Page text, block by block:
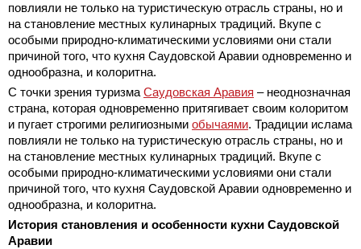
повлияли не только на туристическую отрасль страны, но и
на становление местных кулинарных традиций. Вкупе с
особыми природно-климатическими условиями они стали
причиной того, что кухня Саудовской Аравии одновременно и
однообразна, и колоритна.
С точки зрения туризма Саудовская Аравия – неоднозначная
страна, которая одновременно притягивает своим колоритом
и пугает строгими религиозными обычаями. Традиции ислама
повлияли не только на туристическую отрасль страны, но и
на становление местных кулинарных традиций. Вкупе с
особыми природно-климатическими условиями они стали
причиной того, что кухня Саудовской Аравии одновременно и
однообразна, и колоритна.
История становления и особенности кухни Саудовской
Аравии